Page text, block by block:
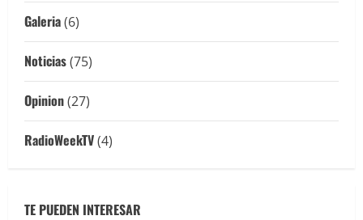
Galeria(6)
Noticias(75)
Opinion(27)
RadioWeekTV(4)
TE PUEDEN INTERESAR